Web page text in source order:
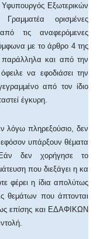
Εξωτερικών
ορισμένες
τις αναφερόμενες
με το άρθρο 4 της
παράλληλα και από την
να εφοδιάσει την
από τον ίδιο
έγκυρη.
λόγω πληρεξούσιο, δεν
εφόσον υπάρξουν θέματα
Εάν δεν χορήγησε το
που διεξάγει η κα
φέρει η ίδια απολύτως
θεμάτων που άπτονται
επίσης και ΕΔΑΦΙΚΩΝ